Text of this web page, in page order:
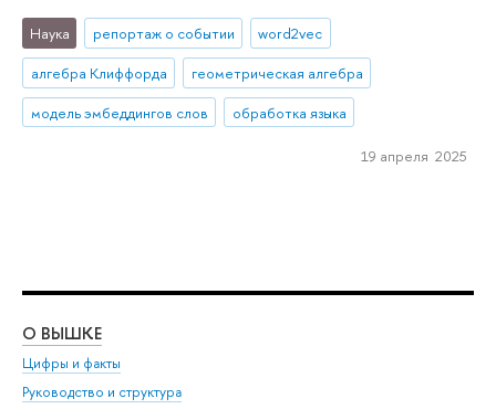
Наука репортаж о событии
word2vec
алгебра Клиффорда
геометрическая алгебра
модель эмбеддингов слов
обработка языка
19 апреля 2025
О ВЫШКЕ
Цифры и факты
Руководство и структура